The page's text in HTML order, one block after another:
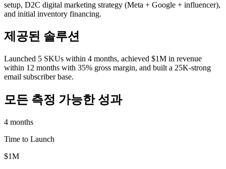
setup, D2C digital marketing strategy (Meta + Google + influencer),
and initial inventory financing.
제공된 솔루션
Launched 5 SKUs within 4 months, achieved $1M in revenue
within 12 months with 35% gross margin, and built a 25K-strong
email subscriber base.
모든 측정 가능한 성과
4 months
Time to Launch
$1M